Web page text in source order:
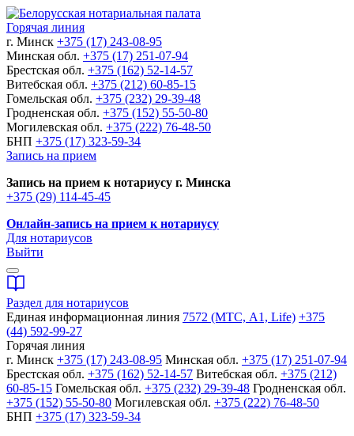
Горячая линия
г. Минск +375 (17) 243-08-95
Минская обл. +375 (17) 251-07-94
Брестская обл. +375 (162) 52-14-57
Витебская обл. +375 (212) 60-85-15
Гомельская обл. +375 (232) 29-39-48
Гродненская обл. +375 (152) 55-50-80
Могилевская обл. +375 (222) 76-48-50
БНП +375 (17) 323-59-34
Запись на прием
Запись на прием к нотариусу г. Минска
+375 (29) 114-45-45
Онлайн-запись на прием к нотариусу
Для нотариусов
Выйти
Раздел для нотариусов
Единая информационная линия 7572 (МТС, A1, Life) +375
(44) 592-99-27
Горячая линия
г. Минск +375 (17) 243-08-95 Минская обл. +375 (17) 251-07-94
Брестская обл. +375 (162) 52-14-57 Витебская обл. +375 (212)
60-85-15 Гомельская обл. +375 (232) 29-39-48 Гродненская обл.
+375 (152) 55-50-80 Могилевская обл. +375 (222) 76-48-50
БНП +375 (17) 323-59-34